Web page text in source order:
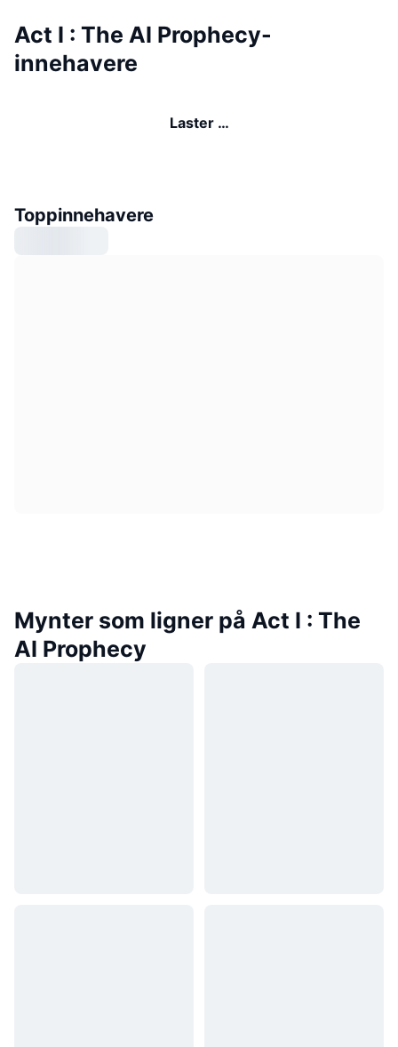
Act I : The AI Prophecy-
innehavere
Laster …
Toppinnehavere
Mynter som ligner på Act I : The
AI Prophecy